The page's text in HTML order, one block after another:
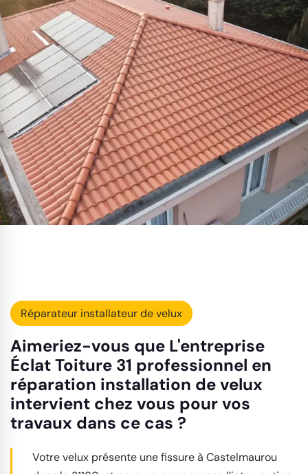
Réparateur installateur de velux
Aimeriez-vous que L'entreprise
Éclat Toiture 31 professionnel en
réparation installation de velux
intervient chez vous pour vos
travaux dans ce cas ?
Votre velux présente une fissure à Castelmaurou